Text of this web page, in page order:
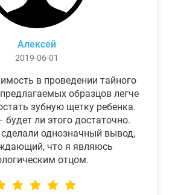
Алексей
2019-06-01
в проведении тайного
образцов легче
зубную щетку ребенка.
будет ли этого достаточно.
однозначный вывод,
что я являюсь
отцом.